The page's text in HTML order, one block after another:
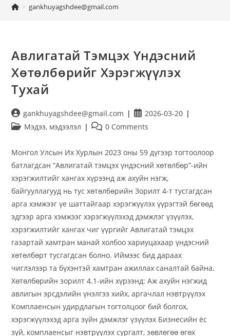
> gankhuyagshdee@gmail.com
Авлигатай Тэмцэх Үндэсний
Хөтөлбөрийг Хэрэгжүүлэх
Тухай
gankhuyagshdee@gmail.com
2026-03-20
Мэдээ, мэдээлэл
0 Comments
Монгол Улсын Их Хурлын 2023 оны 59 дүгээр тогтоолоор
батлагдсан “Авлигатай тэмцэх үндэсний хөтөлбөр”-ийн
хэрэгжилтийг хангах хүрээнд аж ахуйн нэгж,
байгууллагууд нь тус хөтөлбөрийн Зорилт 4-т тусгагдсан
арга хэмжээг үе шаттайгаар хэрэгжүүлэх үүрэгтэй бөгөөд
эдгээр арга хэмжээг хэрэгжүүлэхэд дэмжлэг үзүүлэх,
хэрэгжилтийг хангах чиг үүргийг Авлигатай тэмцэх
газартай хамтран манай холбоо хариуцахаар үндэсний
хөтөлбөрт тусгагдсан болно. Иймээс бид дараах
чиглэлээр та бүхэнтэй хамтран ажиллах саналтай байна.
Хөтөлбөрийн зорилт 4.1-ийн хүрээнд: Аж ахуйн нэгжид
авлигын эрсдэлийн үнэлгээ хийх, аргачлал нэвтрүүлэх
Комплаенсын удирдлагын тогтолцоог бий болгох,
хэрэгжүүлэхэд арга зүйн дэмжлэг үзүүлэх Бизнесийн ёс
зүй, комплаенсыг нэвтрүүлэх сургалт, зөвлөгөө өгөх